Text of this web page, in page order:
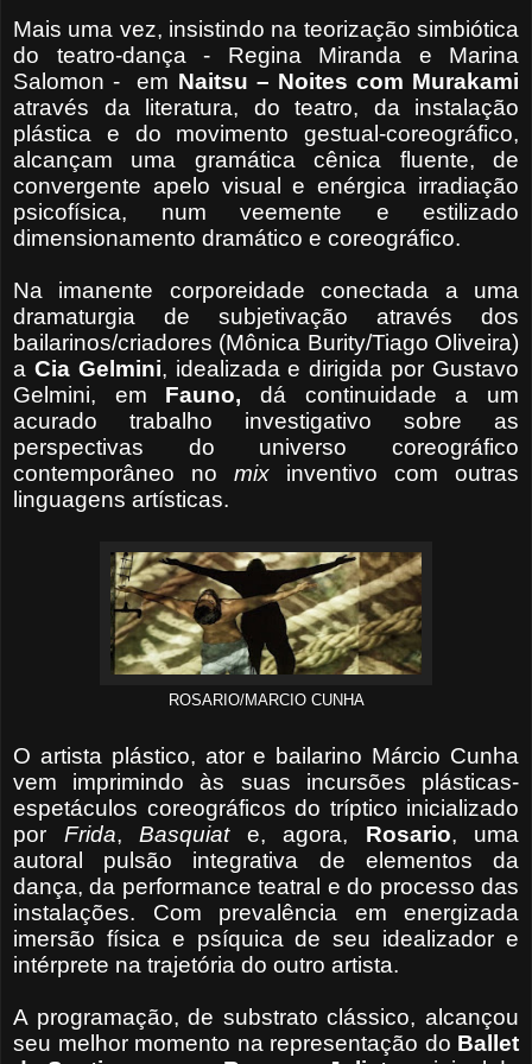
Mais uma vez, insistindo na teorização simbiótica
do teatro-dança - Regina Miranda e Marina
Salomon -
em Naitsu – Noites com Murakami
através da literatura, do teatro, da instalação
plástica e do movimento gestual-coreográfico,
alcançam uma gramática cênica fluente, de
convergente apelo visual e enérgica irradiação
psicofísica, num veemente e estilizado
dimensionamento dramático e coreográfico.
Na imanente corporeidade conectada a uma
dramaturgia de subjetivação através dos
bailarinos/criadores (Mônica Burity/Tiago Oliveira)
a Cia Gelmini, idealizada e dirigida por Gustavo
Gelmini, em Fauno, dá continuidade a um
acurado trabalho investigativo sobre as
perspectivas do universo coreográfico
contemporâneo no mix inventivo com outras
linguagens artísticas.
ROSARIO/MARCIO CUNHA
O artista plástico, ator e bailarino Márcio Cunha
vem imprimindo às suas incursões plásticas-
espetáculos coreográficos do tríptico inicializado
por Frida, Basquiate, agora, Rosario, uma
autoral pulsão integrativa de elementos da
dança, da performance teatral e do processo das
instalações. Com prevalência em energizada
imersão física e psíquica de seu idealizador e
intérprete na trajetória do outro artista.
A programação, de substrato clássico, alcançou
seu melhor momento na representação do Ballet